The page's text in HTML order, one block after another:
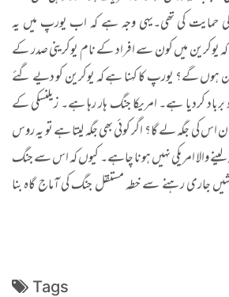
حمایت کی تھی۔یہی وجہ ہے کہ اب یورپ میں یہ
یوکرین میں کون سے افراد کے نام یوکرینی صدر کے
ہوں گے؟ یورپ کا کہنا ہے کہ یوکرین کو دیے گئے
کردیا ہے۔ امریکا جنگ ہار رہا ہے۔ زیلنسکی کے
کی جگہ لے گا؟ اگر کوئی بھی جگہ لیتا ہے تو یہ روس
لینے والا امریکی نہیں ہونا چاہے۔ کیوں کہ اس سے جنگ
جاری رہنے سے خطہ مستقل جنگ کی آماج گاہ بنا
Tags